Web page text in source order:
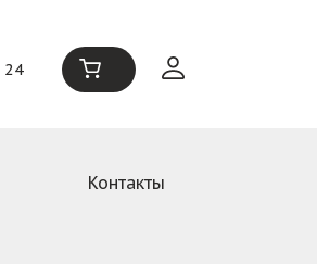
24
Контакты